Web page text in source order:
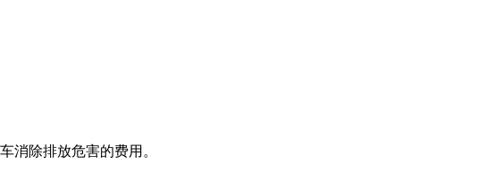
消除排放危害的费用。